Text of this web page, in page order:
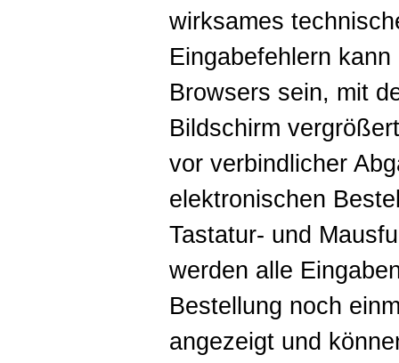
wirksames
Eingabefehlern
Browsers sein, mit
Bildschirm
vor verbindlicher
elektronischen
Tastatur- und
werden alle
Bestellung noch
angezeigt und